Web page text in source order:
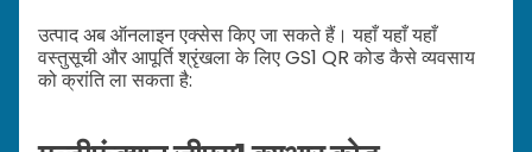
उत्पाद अब ऑनलाइन एक्सेस किए जा सकते हैं। यहाँ यहाँ यहाँ
वस्तुसूची और आपूर्ति श्रृंखला के लिए GS1 QR कोड कैसे व्यवसाय
को क्रांति ला सकता है: